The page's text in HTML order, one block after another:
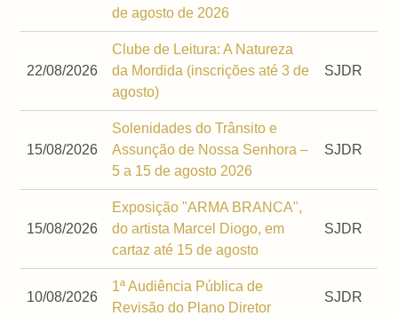
de agosto de 2026
22/08/2026
Clube de Leitura: A Natureza
da Mordida (inscrições até 3 de
agosto)
SJDR
15/08/2026
Solenidades do Trânsito e
Assunção de Nossa Senhora –
5 a 15 de agosto 2026
SJDR
15/08/2026
Exposição "ARMA BRANCA",
do artista Marcel Diogo, em
cartaz até 15 de agosto
SJDR
10/08/2026
1ª Audiência Pública de
Revisão do Plano Diretor
SJDR